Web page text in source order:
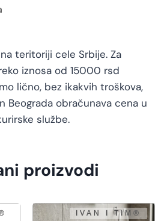
teritoriji cele Srbije. Za
iznosa od 15000 rsd
lično, bez ikakvih troškova,
Beograda obračunava cena u
službe.
proizvodi